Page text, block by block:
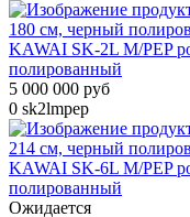
KAWAI SK-2L M/PEP
полированный
5 000 000 руб
0 sk2lmpep
KAWAI SK-6L M/PEP
полированный
Ожидается